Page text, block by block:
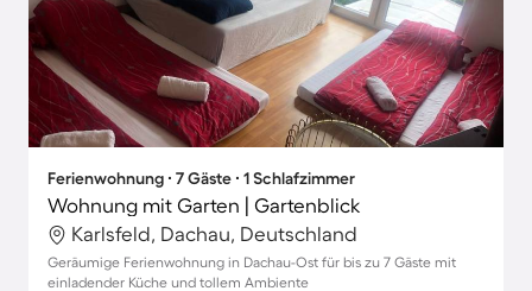
Ferienwohnung ∙ 7 Gäste ∙ 1 Schlafzimmer
Wohnung mit Garten | Gartenblick
Karlsfeld, Dachau, Deutschland
Geräumige Ferienwohnung in Dachau-Ost für bis zu 7 Gäste mit
einladender Küche und tollem Ambiente